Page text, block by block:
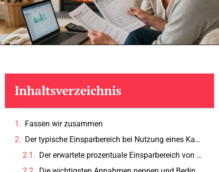
Inhaltsverzeichnis
Fassen wir zusammen
Der typische Einsparbereich bei Nutzung eines Kamins im Haushalt exakt erklärt anhand realistischer Szenarien.
Der erwartete prozentuale Einsparbereich von zehn bis fünfzig Prozent für unterschiedliche Wohnsituationen genau darstellen.